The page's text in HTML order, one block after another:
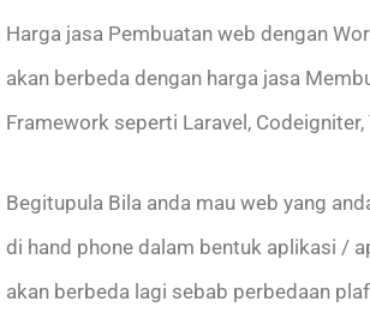
Harga jasa Pembuatan web dengan
akan berbeda dengan harga jasa
Framework seperti Laravel, Codeigniter,
Begitupula Bila anda mau web yang
di hand phone dalam bentuk aplikasi /
akan berbeda lagi sebab perbedaan